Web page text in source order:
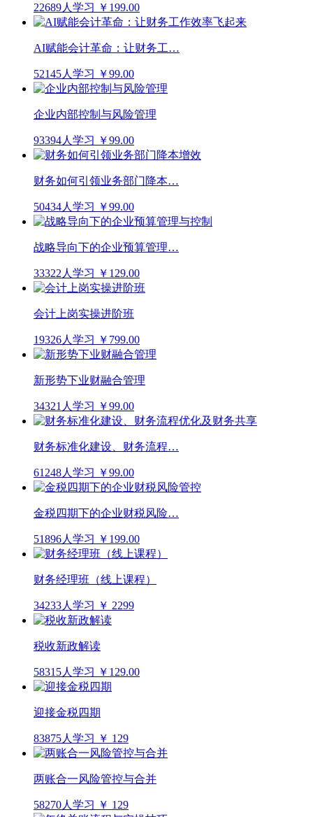
22689人学习 ￥199.00
AI赋能会计革命：让财务工…
52145人学习 ￥99.00
企业内部控制与风险管理
93394人学习 ￥99.00
财务如何引领业务部门降本…
50434人学习 ￥99.00
战略导向下的企业预算管理…
33322人学习 ￥129.00
会计上岗实操进阶班
19326人学习 ￥799.00
新形势下业财融合管理
34321人学习 ￥99.00
财务标准化建设、财务流程…
61248人学习 ￥99.00
金税四期下的企业财税风险…
51896人学习 ￥199.00
财务经理班（线上课程）
34233人学习 ￥ 2299
税收新政解读
58315人学习 ￥129.00
迎接金税四期
83875人学习 ￥ 129
两账合一风险管控与合并
58270人学习 ￥ 129